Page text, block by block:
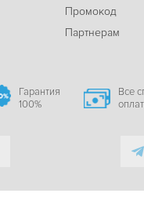
Промокод
Партнерам
Гарантия
100%
Все